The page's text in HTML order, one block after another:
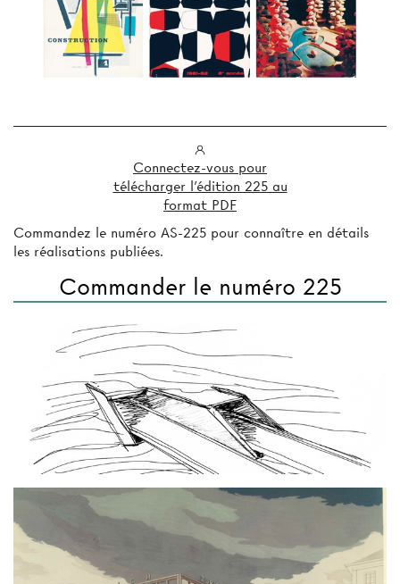
Connectez-vous pour
télécharger l'édition 225 au
format PDF
Commandez le numéro AS-225 pour connaître en détails
les réalisations publiées.
Commander le numéro 225